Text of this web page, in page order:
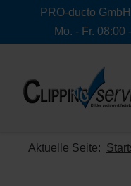
PRO-ducto
Mo. - Fr. 08:00
Aktuelle Seite: